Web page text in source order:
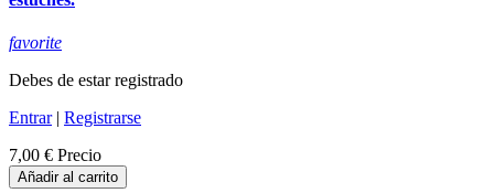
favorite
Debes de estar registrado
Entrar| Registrarse
7,00 € Precio
Añadir al carrito